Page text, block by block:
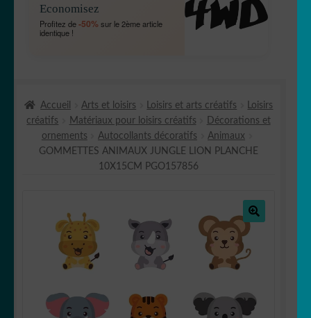
MENU
OUVRIR
ENFANT
LE
MENU
🖨 3D et divers
OUVRIR
🐣 Décoration chambre Enfants
MENU
ENFANT
☕ Mugs
Votre espace
Economisez
Profitez de-50%sur le 2ème article
identique !
Accueil Arts et loisirs Loisirs et arts créatifs
Loisirs
créatifs
Matériaux pour loisirs créatifs
Décorations et
ornements
Autocollants décoratifs
Animaux
GOMMETTES ANIMAUX JUNGLE LION PLANCHE
10X15CM PGO157856
🔍